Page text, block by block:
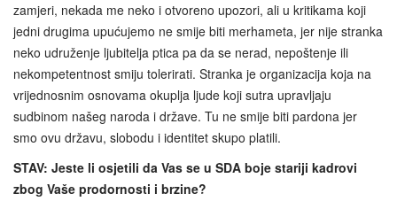
zamjeri, nekada me neko i otvoreno upozori, ali u kritikama koji
jedni drugima upućujemo ne smije biti merhameta, jer nije stranka
neko udruženje ljubitelja ptica pa da se nerad, nepoštenje ili
nekompetentnost smiju tolerirati. Stranka je organizacija koja na
vrijednosnim osnovama okuplja ljude koji sutra upravljaju
sudbinom našeg naroda i države. Tu ne smije biti pardona jer
smo ovu državu, slobodu i identitet skupo platili.
STAV: Jeste li osjetili da Vas se u SDA boje stariji kadrovi
zbog Vaše prodornosti i brzine?